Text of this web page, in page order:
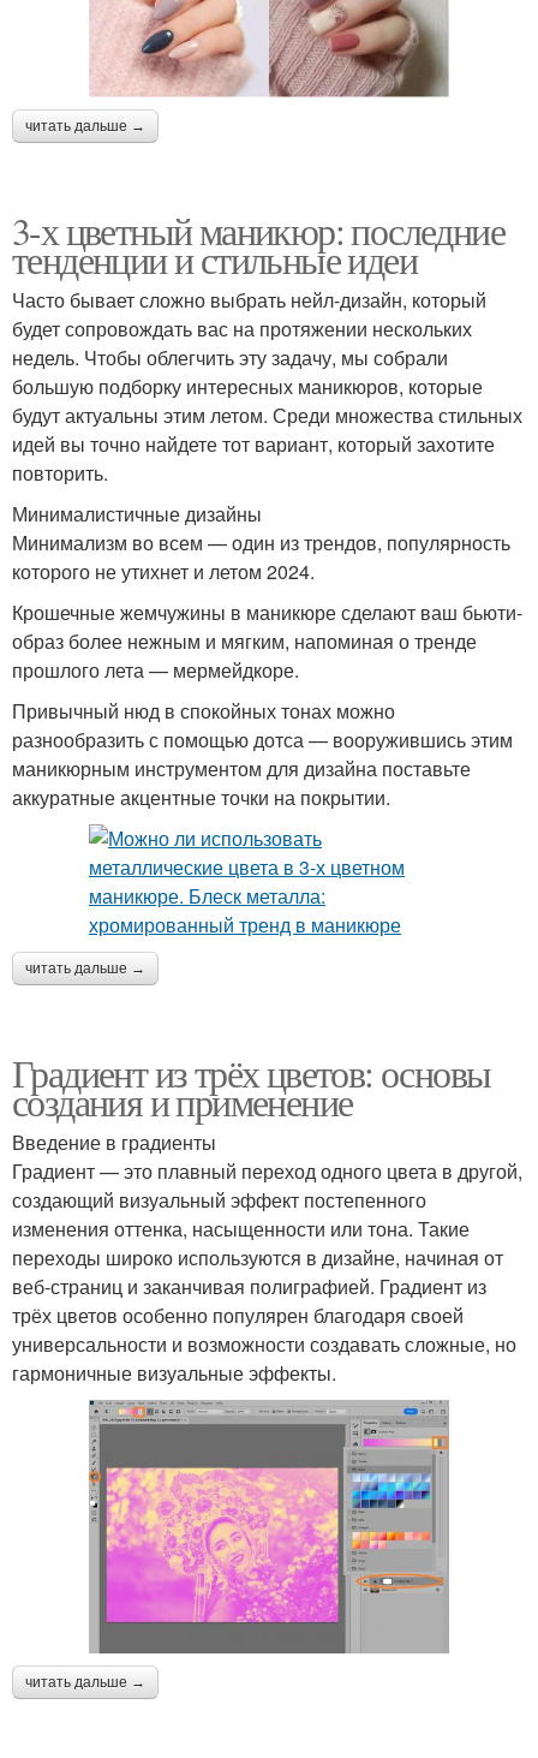
читать дальше →
3-х цветный маникюр: последние
тенденции и стильные идеи
Часто бывает сложно выбрать нейл-дизайн, который
будет сопровождать вас на протяжении нескольких
недель. Чтобы облегчить эту задачу, мы собрали
большую подборку интересных маникюров, которые
будут актуальны этим летом. Среди множества стильных
идей вы точно найдете тот вариант, который захотите
повторить.
Минималистичные дизайны
Минимализм во всем — один из трендов, популярность
которого не утихнет и летом 2024.
Крошечные жемчужины в маникюре сделают ваш бьюти-
образ более нежным и мягким, напоминая о тренде
прошлого лета — мермейдкоре.
Привычный нюд в спокойных тонах можно
разнообразить с помощью дотса — вооружившись этим
маникюрным инструментом для дизайна поставьте
аккуратные акцентные точки на покрытии.
читать дальше →
Градиент из трёх цветов: основы
создания и применение
Введение в градиенты
Градиент — это плавный переход одного цвета в другой,
создающий визуальный эффект постепенного
изменения оттенка, насыщенности или тона. Такие
переходы широко используются в дизайне, начиная от
веб-страниц и заканчивая полиграфией. Градиент из
трёх цветов особенно популярен благодаря своей
универсальности и возможности создавать сложные, но
гармоничные визуальные эффекты.
читать дальше →